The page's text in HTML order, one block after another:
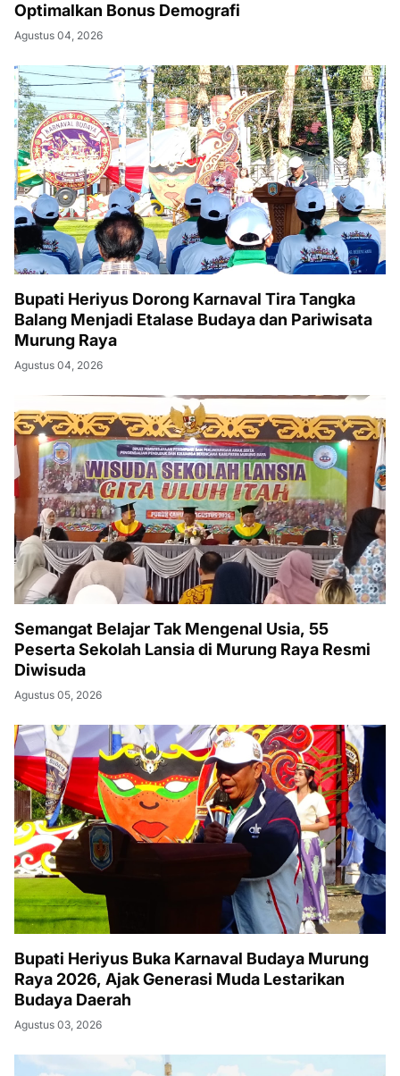
Optimalkan Bonus Demografi
Agustus 04, 2026
Bupati Heriyus Dorong Karnaval Tira Tangka
Balang Menjadi Etalase Budaya dan Pariwisata
Murung Raya
Agustus 04, 2026
Semangat Belajar Tak Mengenal Usia, 55
Peserta Sekolah Lansia di Murung Raya Resmi
Diwisuda
Agustus 05, 2026
Bupati Heriyus Buka Karnaval Budaya Murung
Raya 2026, Ajak Generasi Muda Lestarikan
Budaya Daerah
Agustus 03, 2026